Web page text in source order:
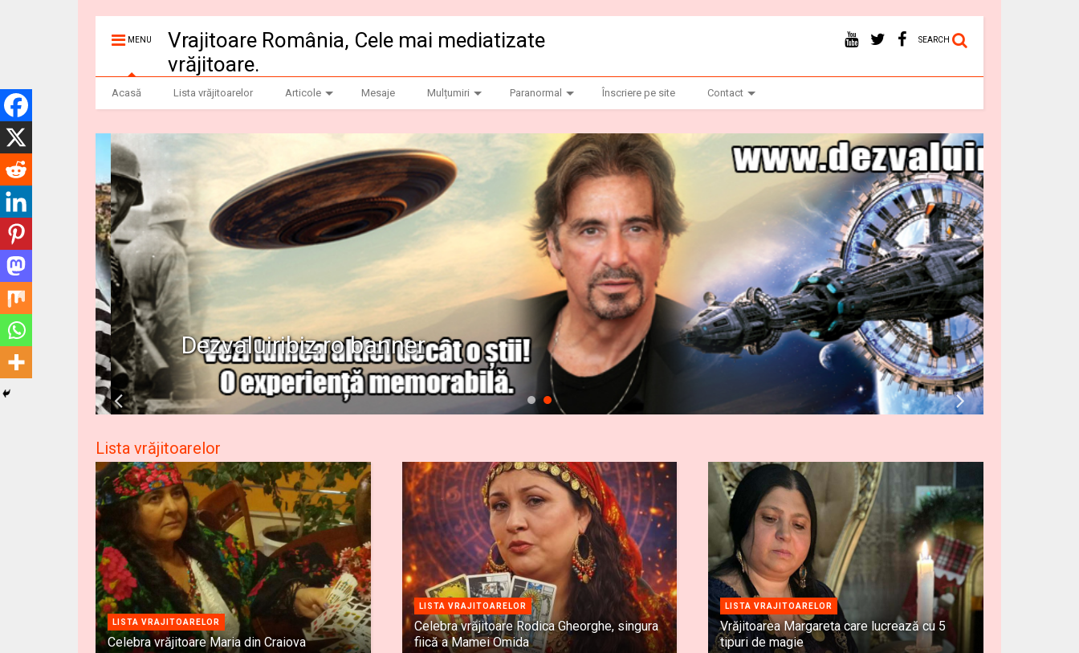
MENU
Vrajitoare România, Cele mai mediatizate
vrăjitoare.
SEARCH
Acasă Lista vrăjitoarelor Articole Mesaje Mulțumiri Paranormal Înscriere pe site Contact
Dezvaluiribiz.ro banner
Lista vrăjitoarelor
LISTA VRAJITOARELOR
Celebra vrăjitoare Maria din Craiova
LISTA VRAJITOARELOR
Celebra vrăjitoare Rodica Gheorghe, singura
fiică a Mamei Omida
LISTA VRAJITOARELOR
Vrăjitoarea Margareta care lucrează cu 5
tipuri de magie